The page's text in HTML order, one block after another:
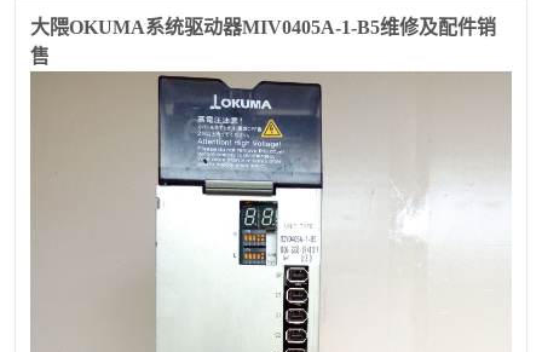
大隈OKUMA系统驱动器MIV0405A-1-B5维修及配件销
售